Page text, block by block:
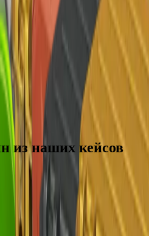
$553.74, что делает этот
время он редко
на вторичном рынке.
что делает его одним из
выпадения составляет всего
из наших кейсов